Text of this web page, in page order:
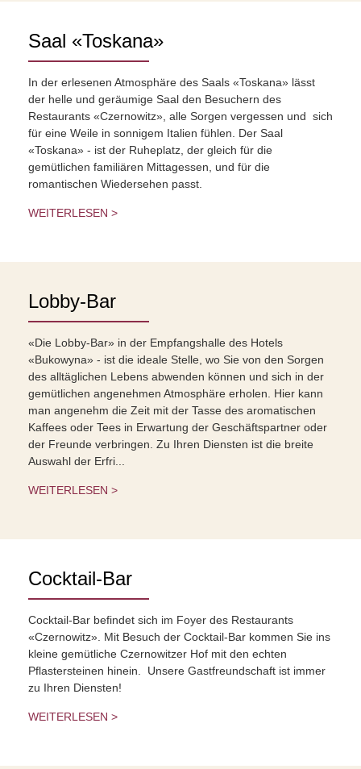
Saal «Toskana»
In der erlesenen Atmosphäre des Saals «Toskana» lässt
der helle und geräumige Saal den Besuchern des
Restaurants «Czernowitz», alle Sorgen vergessen und sich
für eine Weile in sonnigem Italien fühlen. Der Saal
«Toskana» - ist der Ruheplatz, der gleich für die
gemütlichen familiären Mittagessen, und für die
romantischen Wiedersehen passt.
WEITERLESEN >
Lobby-Bar
«Die Lobby-Bar» in der Empfangshalle des Hotels
«Bukowyna» - ist die ideale Stelle, wo Sie von den Sorgen
des alltäglichen Lebens abwenden können und sich in der
gemütlichen angenehmen Atmosphäre erholen. Hier kann
man angenehm die Zeit mit der Tasse des aromatischen
Kaffees oder Tees in Erwartung der Geschäftspartner oder
der Freunde verbringen. Zu Ihren Diensten ist die breite
Auswahl der Erfri...
WEITERLESEN >
Cocktail-Bar
Cocktail-Bar befindet sich im Foyer des Restaurants
«Czernowitz». Mit Besuch der Cocktail-Bar kommen Sie ins
kleine gemütliche Czernowitzer Hof mit den echten
Pflastersteinen hinein. Unsere Gastfreundschaft ist immer
zu Ihren Diensten!
WEITERLESEN >